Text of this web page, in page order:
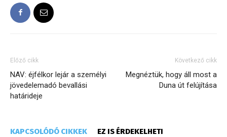
Előző cikk
NAV: éjfélkor lejár a személyi
jövedelemadó bevallási
határideje
Következő cikk
Megnéztük, hogy áll most a
Duna út felújítása
KAPCSOLÓDÓ CIKKEK EZ IS ÉRDEKELHETI